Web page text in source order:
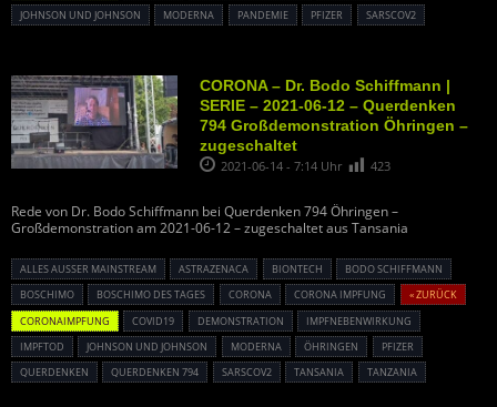
JOHNSON UND JOHNSON
MODERNA PANDEMIE PFIZER SARSCOV2
CORONA – Dr. Bodo Schiffmann |
SERIE – 2021-06-12 – Querdenken
794 Großdemonstration Öhringen –
zugeschaltet
2021-06-14 - 7:14 Uhr 423
Rede von Dr. Bodo Schiffmann bei Querdenken 794 Öhringen –
Großdemonstration am 2021-06-12 – zugeschaltet aus Tansania
ALLES AUSSER MAINSTREAM ASTRAZENACA BIONTECH
BODO SCHIFFMANN
BOSCHIMO
BOSCHIMO DES TAGES CORONA CORONA IMPFUNG
« ZURÜCK
CORONAIMPFUNG
COVID19 DEMONSTRATION
IMPFNEBENWIRKUNG
IMPFTOD
JOHNSON UND JOHNSON MODERNA ÖHRINGEN
PFIZER
QUERDENKEN
QUERDENKEN 794 SARSCOV2 TANSANIA TANZANIA